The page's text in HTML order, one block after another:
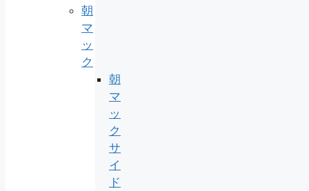
朝
マ
ッ
ク
朝
マ
ッ
ク
サ
イ
ド